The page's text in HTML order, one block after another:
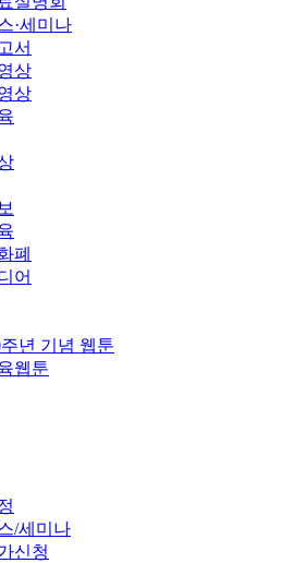
·세미나
서
상
상
폐
어
년 기념 웹툰
웹툰
/세미나
신청